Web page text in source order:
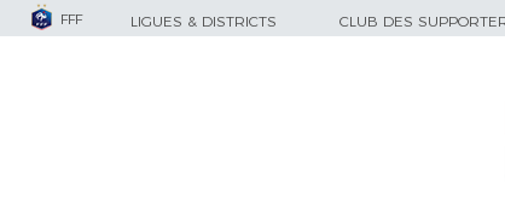
FFF LIGUES & DISTRICTS CLUB DES